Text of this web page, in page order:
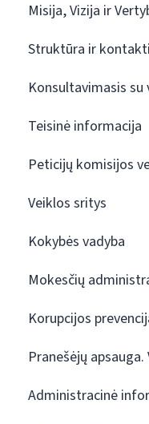
Misija, Vizija ir
Struktūra ir
Konsultavimasis su
Teisinė informacija
Peticijų komisijos
Veiklos sritys
Kokybės vadyba
Mokesčių
Korupcijos
Pranešėjų
Administracinė